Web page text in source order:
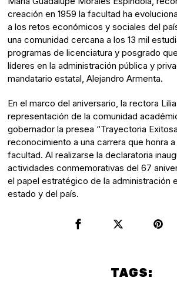
creación en 1959 la facultad ha
a los retos económicos y sociales del
una comunidad cercana a los 13 mil
programas de licenciatura y posgrado
líderes en la administración pública y
mandatario estatal, Alejandro Armenta.
En el marco del aniversario, la rectora
representación de la comunidad
gobernador la presea “Trayectoria
reconocimiento a una carrera que honra
facultad. Al realizarse la declaratoria
actividades conmemorativas del 67
el papel estratégico de la administración
estado y del país.
TAGS: